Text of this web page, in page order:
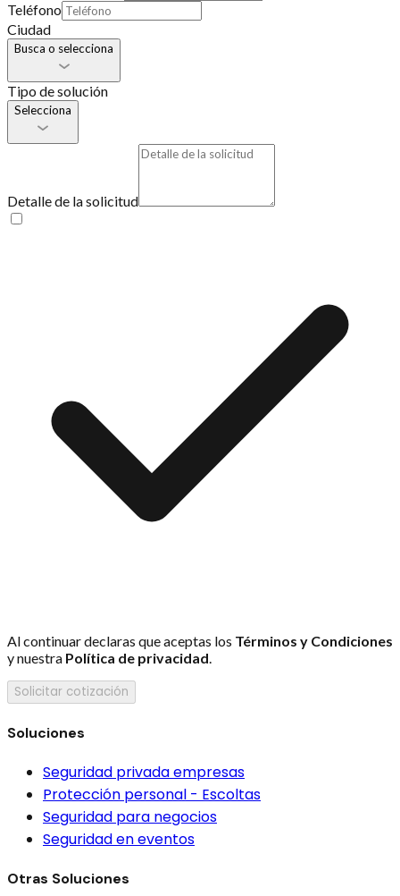
Teléfono
Ciudad
Busca o selecciona
Tipo de solución
Selecciona
Detalle de la solicitud
Al continuar declaras que aceptas los Términos y Condiciones
y nuestra Política de privacidad.
Solicitar cotización
Soluciones
Seguridad privada empresas
Protección personal - Escoltas
Seguridad para negocios
Seguridad en eventos
Otras Soluciones